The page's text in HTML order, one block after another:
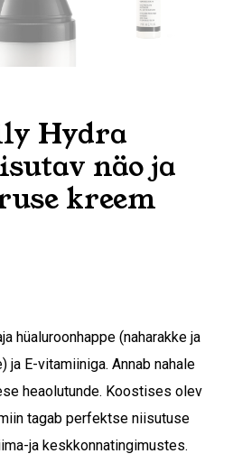
Hydra
näo ja
kreem
hüaluroonhappe (naharakke ja
ja E-vitamiiniga. Annab nahale
heaolutunde. Koostises olev
tagab perfektse niisutuse
ja keskkonnatingimustes.